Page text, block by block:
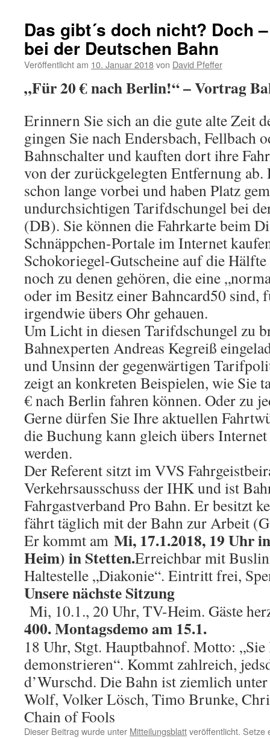
Das gibt´s doch nicht? Doch
bei der Deutschen Bahn
Veröffentlicht am 10. Januar 2018von David Pfeffer
„Für 20 € nach Berlin!“ – Vortrag
Erinnern Sie sich an die gute alte Zeit
gingen Sie nach Endersbach, Fellbach
Bahnschalter und kauften dort ihre
von der zurückgelegten Entfernung ab.
schon lange vorbei und haben Platz
undurchsichtigen Tarifdschungel bei
(DB). Sie können die Fahrkarte beim
Schnäppchen-Portale im Internet
Schokoriegel-Gutscheine auf die
noch zu denen gehören, die eine
oder im Besitz einer Bahncard50 sind,
irgendwie übers Ohr gehauen.
Um Licht in diesen Tarifdschungel zu
Bahnexperten Andreas Kegreiß
und Unsinn der gegenwärtigen
zeigt an konkreten Beispielen, wie Sie
€ nach Berlin fahren können. Oder zu
Gerne dürfen Sie Ihre aktuellen
die Buchung kann gleich übers
werden.
Der Referent sitzt im VVS
Verkehrsausschuss der IHK und ist
Fahrgastverband Pro Bahn. Er besitzt
fährt täglich mit der Bahn zur Arbeit
Er kommt am Mi, 17.1.2018, 19 Uhr
Heim) in Stetten.Erreichbar mit
Haltestelle „Diakonie“. Eintritt frei,
Unsere nächste Sitzung
Mi, 10.1., 20 Uhr, TV-Heim. Gäste
400. Montagsdemo am 15.1.
18 Uhr, Stgt. Hauptbahnof. Motto:
demonstrieren“. Kommt zahlreich,
d’Wurschd. Die Bahn ist ziemlich
Wolf, Volker Lösch, Timo Brunke,
Chain of Fools
Dieser Beitrag wurde unter Mitteilungsblattveröffentlicht. Setze